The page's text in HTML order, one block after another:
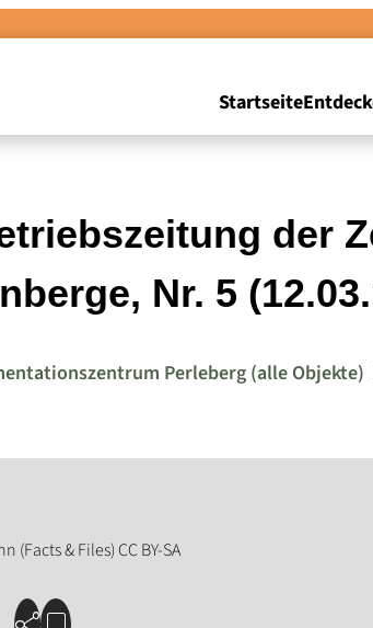
Startseite
der
Nr. 5
Perleberg (alle Objekte)